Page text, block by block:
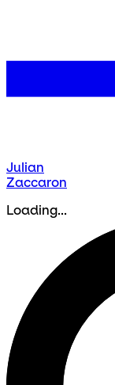
Julian
Zaccaron
Loading...